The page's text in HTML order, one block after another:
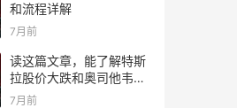
和流程详解
7月前
读这篇文章，能了解特斯
拉股价大跌和奥司他韦价
格战背后的真相吗
7月前